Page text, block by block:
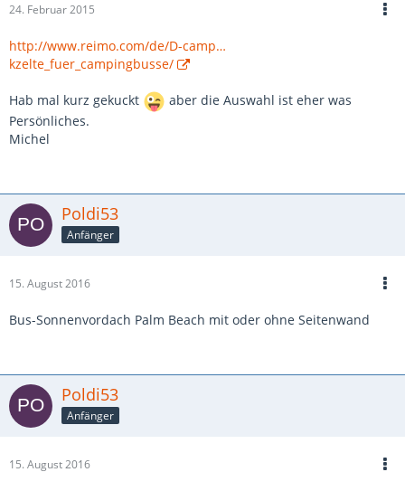
24. Februar 2015
http://www.reimo.com/de/D-camp…
kzelte_fuer_campingbusse/
Hab mal kurz gekuckt
aber die Auswahl ist eher was
Persönliches.
Michel
Poldi53
Anfänger
15. August 2016
Bus-Sonnenvordach Palm Beach mit oder ohne Seitenwand
Poldi53
Anfänger
15. August 2016